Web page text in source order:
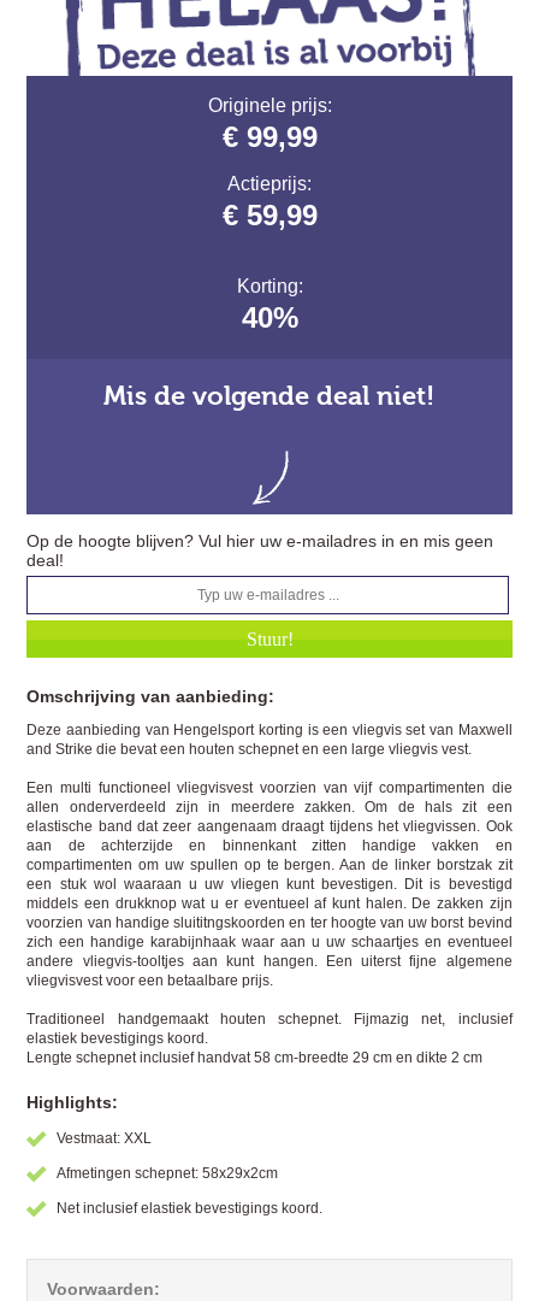
Originele prijs:
€ 99,99
Actieprijs:
€ 59,99
Korting:
40%
Mis de volgende deal niet!
Op de hoogte blijven? Vul hier uw e-mailadres in en mis geen
deal!
Omschrijving van aanbieding:
Deze aanbieding van Hengelsport korting is een vliegvis set van Maxwell
and Strike die bevat een houten schepnet en een large vliegvis vest.
Een multi functioneel vliegvisvest voorzien van vijf compartimenten die
allen onderverdeeld zijn in meerdere zakken. Om de hals zit een
elastische band dat zeer aangenaam draagt tijdens het vliegvissen. Ook
aan de achterzijde en binnenkant zitten handige vakken en
compartimenten om uw spullen op te bergen. Aan de linker borstzak zit
een stuk wol waaraan u uw vliegen kunt bevestigen. Dit is bevestigd
middels een drukknop wat u er eventueel af kunt halen. De zakken zijn
voorzien van handige sluititngskoorden en ter hoogte van uw borst bevind
zich een handige karabijnhaak waar aan u uw schaartjes en eventueel
andere vliegvis-tooltjes aan kunt hangen. Een uiterst fijne algemene
vliegvisvest voor een betaalbare prijs.
Traditioneel handgemaakt houten schepnet. Fijmazig net, inclusief
elastiek bevestigings koord.
Lengte schepnet inclusief handvat 58 cm-breedte 29 cm en dikte 2 cm
Highlights:
Vestmaat: XXL
Afmetingen schepnet: 58x29x2cm
Net inclusief elastiek bevestigings koord.
Voorwaarden: